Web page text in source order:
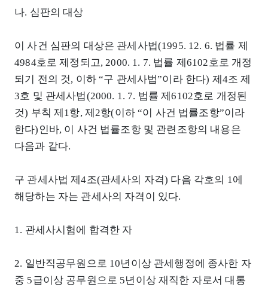
나. 심판의 대상
이 사건 심판의 대상은 관세사법(1995. 12. 6. 법률 제
4984호로 제정되고, 2000. 1. 7. 법률 제6102호로 개정
되기 전의 것, 이하 “구 관세사법”이라 한다) 제4조 제
3호 및 관세사법(2000. 1. 7. 법률 제6102호로 개정된
것) 부칙 제1항, 제2항(이하 “이 사건 법률조항”이라
한다)인바, 이 사건 법률조항 및 관련조항의 내용은
다음과 같다.
구 관세사법 제4조(관세사의 자격) 다음 각호의 1에
해당하는 자는 관세사의 자격이 있다.
1. 관세사시험에 합격한 자
2. 일반직공무원으로 10년이상 관세행정에 종사한 자
중 5급이상 공무원으로 5년이상 재직한 자로서 대통